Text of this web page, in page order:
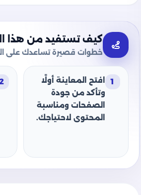
كيف تستفيد من هذا
خطوات قصيرة تساعدك على
1
افتح المعاينة أولًا
وتأكد من جودة
الصفحات ومناسبة
المحتوى لاحتياجك.